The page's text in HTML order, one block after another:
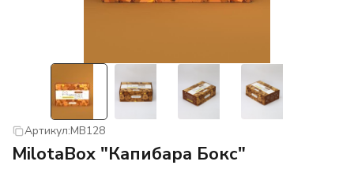
Артикул:MB128
MilotaBox "Капибара Бокс"